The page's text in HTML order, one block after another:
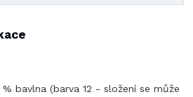
% bavlna (barva 12 - složení se může